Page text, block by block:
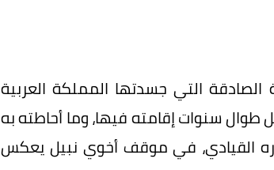
الصادقة التي جسدتها المملكة العربية
طوال سنوات إقامته فيها، وما أحاطته به
القيادي، في موقف أخوي نبيل يعكس